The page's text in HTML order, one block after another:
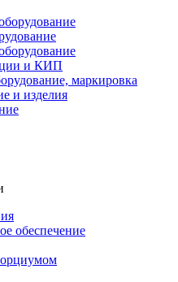
и КИП
маркировка
и изделия
обеспечение